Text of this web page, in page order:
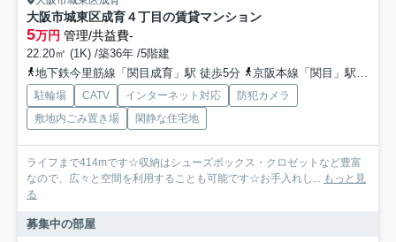
大阪市城東区成育４丁目の賃貸マンション
5万円 管理/共益費-
22.20㎡ (1K) /築36年 /5階建
地下鉄今里筋線「関目成育」駅 徒歩5分
京阪本線「関目」駅 徒歩6分
駐輪場 CATV インターネット対応
防犯カメラ
敷地内ごみ置き場
閑静な住宅地
ライフまで414mです☆収納はシューズボックス・クロゼットなど豊富
なので、広々と空間を利用することも可能です☆お手入れし... もっと見
る
募集中の部屋